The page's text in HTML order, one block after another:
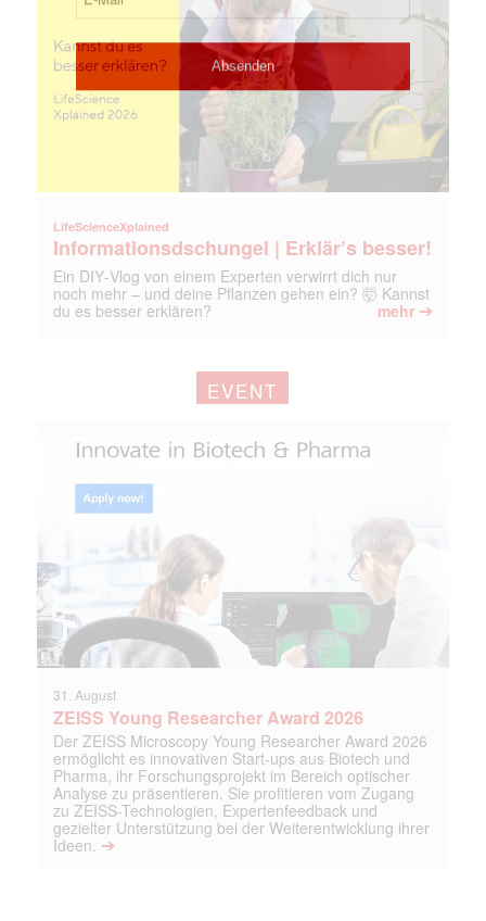
LifeScienceXplained
Informationsdschungel | Erklär’s besser!
Ein DIY‑Vlog von einem Experten verwirrt dich nur
noch mehr – und deine Pflanzen gehen ein? 🤯 Kannst
du es besser erklären?
mehr ➔
EVENT
31. August
ZEISS Young Researcher Award 2026
Der ZEISS Microscopy Young Researcher Award 2026
ermöglicht es innovativen Start-ups aus Biotech und
Pharma, ihr Forschungsprojekt im Bereich optischer
Analyse zu präsentieren. Sie profitieren vom Zugang
zu ZEISS-Technologien, Expertenfeedback und
gezielter Unterstützung bei der Weiterentwicklung ihrer
Ideen. ➔